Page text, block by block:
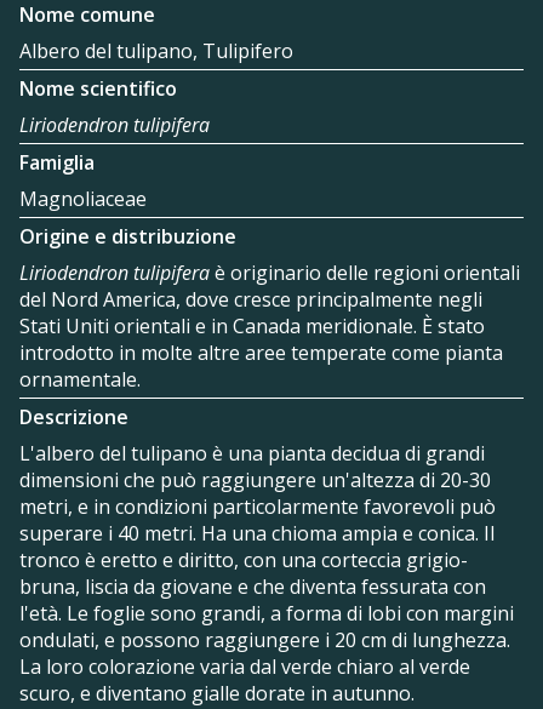
Nome comune
Albero del tulipano, Tulipifero
Nome scientifico
Liriodendron tulipifera
Famiglia
Magnoliaceae
Origine e distribuzione
Liriodendron tulipiferaè originario delle regioni orientali
del Nord America, dove cresce principalmente negli
Stati Uniti orientali e in Canada meridionale. È stato
introdotto in molte altre aree temperate come pianta
ornamentale.
Descrizione
L'albero del tulipano è una pianta decidua di grandi
dimensioni che può raggiungere un'altezza di 20-30
metri, e in condizioni particolarmente favorevoli può
superare i 40 metri. Ha una chioma ampia e conica. Il
tronco è eretto e diritto, con una corteccia grigio-
bruna, liscia da giovane e che diventa fessurata con
l'età. Le foglie sono grandi, a forma di lobi con margini
ondulati, e possono raggiungere i 20 cm di lunghezza.
La loro colorazione varia dal verde chiaro al verde
scuro, e diventano gialle dorate in autunno.